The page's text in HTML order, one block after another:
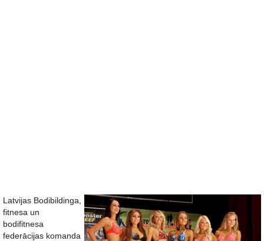
Latvijas Bodibildinga,
fitnesa un
bodifitnesa
federācijas komanda